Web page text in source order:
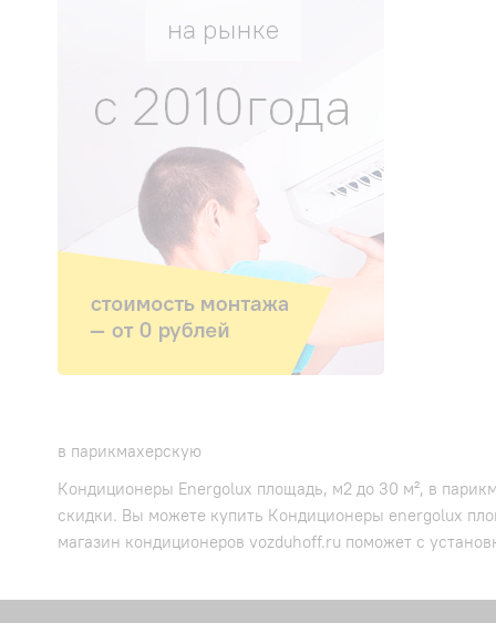
в парикмахерскую
Кондиционеры Energolux площадь, м2 до 30 м², в
скидки. Вы можете купить Кондиционеры energolux
магазин кондиционеров vozduhoff.ru поможет с